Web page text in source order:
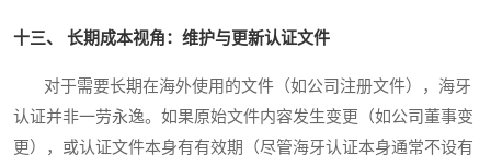
十三、 长期成本视角：维护与更新认证文件
对于需要长期在海外使用的文件（如公司注册文件），海牙
认证并非一劳永逸。如果原始文件内容发生变更（如公司董事变
更），或认证文件本身有有效期（尽管海牙认证本身通常不设有